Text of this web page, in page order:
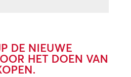
DE NIEUWE
HET DOEN VAN